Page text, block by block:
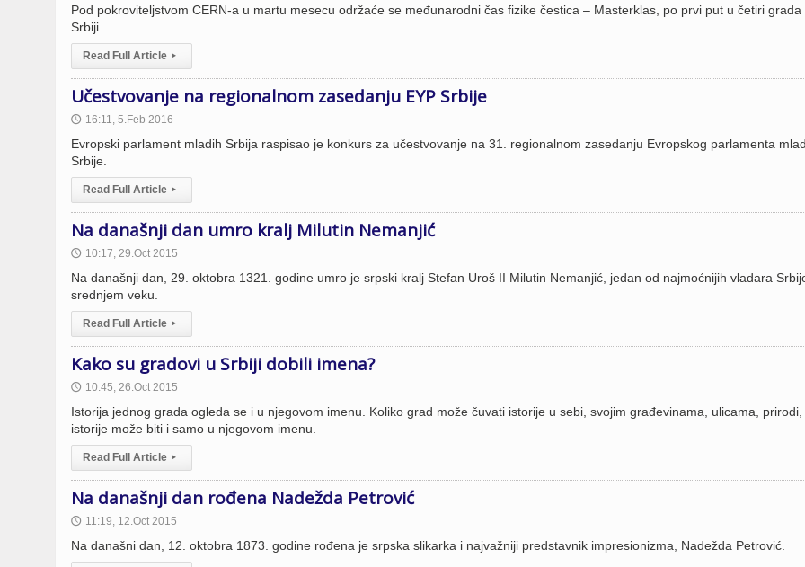
Pod pokroviteljstvom CERN-a u martu mesecu održaće se međunarodni čas fizike čestica – Masterklas, po prvi put u četiri grada
Srbiji.
Read Full Article ▸
Učestvovanje na regionalnom zasedanju EYP Srbije
🕔 16:11, 5.Feb 2016
Evropski parlament mladih Srbija raspisao je konkurs za učestvovanje na 31. regionalnom zasedanju Evropskog parlamenta
Srbije.
Read Full Article ▸
Na današnji dan umro kralj Milutin Nemanjić
🕔 10:17, 29.Oct 2015
Na današnji dan, 29. oktobra 1321. godine umro je srpski kralj Stefan Uroš II Milutin Nemanjić, jedan od najmoćnijih vladara
srednjem veku.
Read Full Article ▸
Kako su gradovi u Srbiji dobili imena?
🕔 10:45, 26.Oct 2015
Istorija jednog grada ogleda se i u njegovom imenu. Koliko grad može čuvati istorije u sebi, svojim građevinama, ulicama, prirodi,
istorije može biti i samo u njegovom imenu.
Read Full Article ▸
Na današnji dan rođena Nadežda Petrović
🕔 11:19, 12.Oct 2015
Na današni dan, 12. oktobra 1873. godine rođena je srpska slikarka i najvažniji predstavnik impresionizma, Nadežda Petrović.